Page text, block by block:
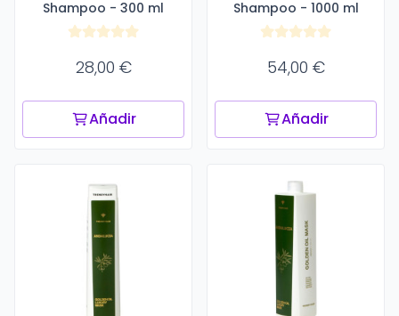
Shampoo - 300 ml
28,00 €
Añadir
Shampoo - 1000 ml
54,00 €
Añadir